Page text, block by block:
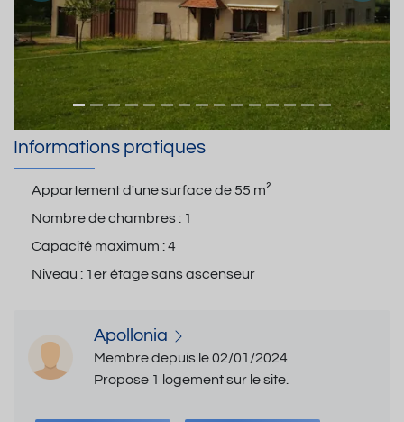
Informations pratiques
Appartement d'une surface de55 m²
Nombre de chambres : 1
Capacité maximum :4
Niveau : 1er étage sans ascenseur
Apollonia
Membre depuis le 02/01/2024
Propose 1 logement sur le site.